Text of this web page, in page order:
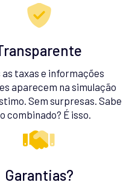
as taxas e informações
aparecem na simulação
Sem surpresas. Sabe
combinado? É isso.
Garantias?